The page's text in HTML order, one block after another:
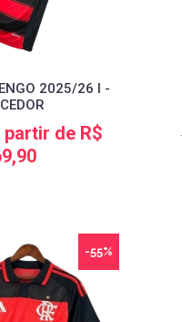
2025/26 I -
partir de R$
-55%